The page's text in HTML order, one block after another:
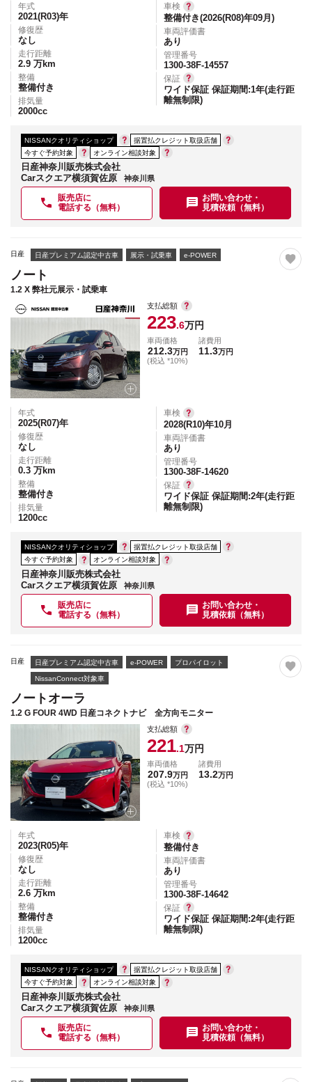
年式
2021(R03)年
修復歴
なし
走行距離
2.9 万km
整備
整備付き
排気量
2000cc
車検
整備付き(2026(R08)年09月)
車両評価書
あり
管理番号
1300-38F-14557
保証
ワイド保証 保証期間:1年(走行距
離無制限)
NISSANクオリティショップ
据置払クレジット取扱店舗
今すぐ予約対象
オンライン相談対象
日産神奈川販売株式会社
Carスクエア横須賀佐原
神奈川県
販売店に
電話する（無料）
お問い合わせ・
見積依頼（無料）
日産 日産プレミアム認定中古車 展示・試乗車 e-POWER
ノート
1.2 X 弊社元展示・試乗車
支払総額
223.6万円
車両価格
212.3万円
(税込 *10%)
諸費用
11.3万円
年式
2025(R07)年
修復歴
なし
走行距離
0.3 万km
整備
整備付き
排気量
1200cc
車検
2028(R10)年10月
車両評価書
あり
管理番号
1300-38F-14620
保証
ワイド保証 保証期間:2年(走行距
離無制限)
NISSANクオリティショップ
据置払クレジット取扱店舗
今すぐ予約対象
オンライン相談対象
日産神奈川販売株式会社
Carスクエア横須賀佐原
神奈川県
販売店に
電話する（無料）
お問い合わせ・
見積依頼（無料）
日産 日産プレミアム認定中古車 e-POWER プロパイロット
NissanConnect対象車
ノートオーラ
1.2 G FOUR 4WD 日産コネクトナビ 全方向モニター
支払総額
221.1万円
車両価格
207.9万円
(税込 *10%)
諸費用
13.2万円
年式
2023(R05)年
修復歴
なし
走行距離
2.6 万km
整備
整備付き
排気量
1200cc
車検
整備付き
車両評価書
あり
管理番号
1300-38F-14642
保証
ワイド保証 保証期間:2年(走行距
離無制限)
NISSANクオリティショップ
据置払クレジット取扱店舗
今すぐ予約対象
オンライン相談対象
日産神奈川販売株式会社
Carスクエア横須賀佐原
神奈川県
販売店に
電話する（無料）
お問い合わせ・
見積依頼（無料）